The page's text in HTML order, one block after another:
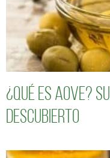
¿Qué es AOVE?
descubierto